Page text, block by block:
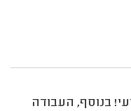
בנוסף, העבודה